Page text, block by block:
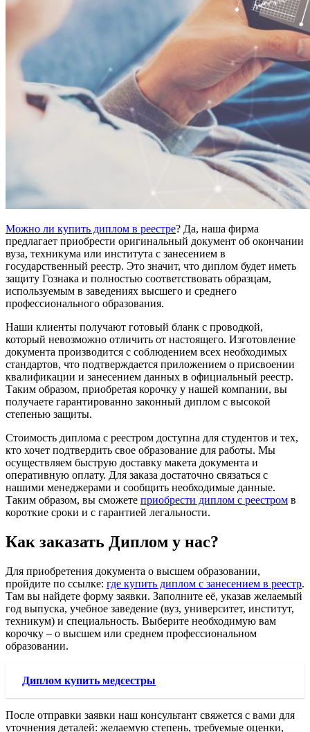
Можно ли купить диплом в реестре? Да, наша фирма
предлагает приобрести оригинальный документ об окончании
вуза, техникума или института с занесением в
государственный реестр. Это значит, что диплом будет иметь
защиту Гознака и полностью соответствовать образцам,
используемым в заведениях высшего и среднего
профессионального образования.
Наши клиенты получают готовый бланк с проводкой,
который невозможно отличить от настоящего. Изготовление
документа производится с соблюдением всех необходимых
стандартов, что подтверждается приложением о присвоении
квалификации и занесением данных в официальный реестр.
Таким образом, приобретая корочку у нашей компании, вы
получаете гарантированно законный диплом с высокой
степенью защиты.
Стоимость диплома с реестром доступна для студентов и тех,
кто хочет подтвердить свое образование для работы. Мы
осуществляем быструю доставку макета документа и
оперативную оплату. Для заказа достаточно связаться с
нашими менеджерами и сообщить необходимые данные.
Таким образом, вы сможете приобрести диплом с реестром в
короткие сроки и с гарантией легальности.
Как заказать Диплом у нас?
Для приобретения документа о высшем образовании,
пройдите по ссылке: где купить диплом с занесением в реестр.
Там вы найдете форму заявки. Заполните её, указав желаемый
год выпуска, учебное заведение (вуз, университет, институт,
техникум) и специальность. Выберите необходимую вам
корочку – о высшем или среднем профессиональном
образовании.
Диплом купить медсестры
После отправки заявки наш консультант свяжется с вами для
уточнения деталей: желаемую степень, требуемые оценки,